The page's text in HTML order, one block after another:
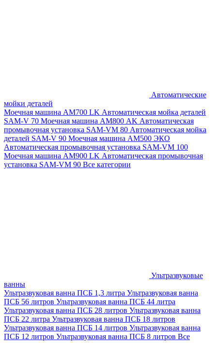
Автоматические
мойки деталей
Моечная машина AM700 LK Автоматическая мойка деталей
SAM-V 70 Моечная машина АМ800 AK Автоматическая
промывочная установка SAM-VM 80 Автоматическая мойка
деталей SAM-V 90 Моечная машина АМ500 ЭКО
Автоматическая промывочная установка SAM-VM 100
Моечная машина AM900 LK Автоматическая промывочная
установка SAM-VM 90 Все категории
Ультразвуковые
ванны
Ультразвуковая ванна ПСБ 1,3 литра Ультразвуковая ванна
ПСБ 56 литров Ультразвуковая ванна ПСБ 44 литра
Ультразвуковая ванна ПСБ 28 литров Ультразвуковая ванна
ПСБ 22 литра Ультразвуковая ванна ПСБ 18 литров
Ультразвуковая ванна ПСБ 14 литров Ультразвуковая ванна
ПСБ 12 литров Ультразвуковая ванна ПСБ 8 литров Все